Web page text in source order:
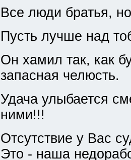
Все люди братья,
Пусть лучше над
Он хамил так, как
запасная челюсть.
Удача улыбается
ними!!!
Отсутствие у Вас
Это - наша